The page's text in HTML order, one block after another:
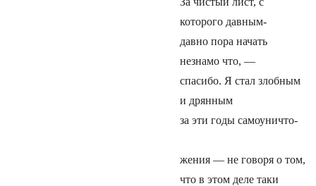
которого давным-
давно пора начать
незнамо что, —
спасибо. Я стал злобным
и дрянным
за эти годы самоуничто-
жения — не говоря о том,
что в этом деле таки